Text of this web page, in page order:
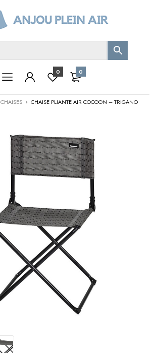
0 0
CHAISES CHAISE PLIANTE AIR COCOON – TRIGANO